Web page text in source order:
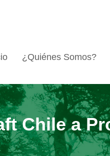
¿Quiénes Somos?
Chile a